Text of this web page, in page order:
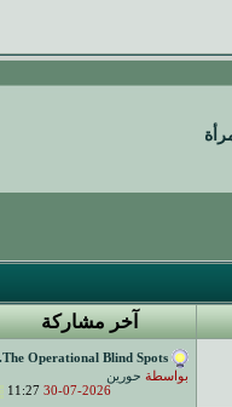
آخر مشاركة
The Operational Blind Spots...
بواسطة حورين
30-07-2026
11:27